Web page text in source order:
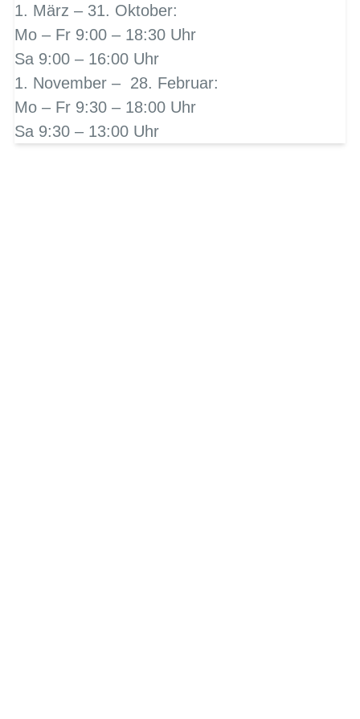
1. März – 31. Oktober:
Mo – Fr 9:00 – 18:30 Uhr
Sa 9:00 – 16:00 Uhr
1. November – 28. Februar:
Mo – Fr 9:30 – 18:00 Uhr
Sa 9:30 – 13:00 Uhr